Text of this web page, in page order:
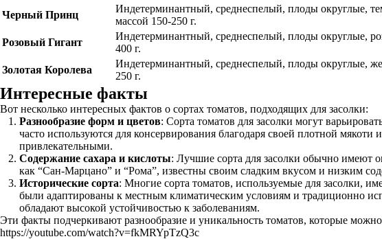
Черный Принц
Индетерминантный, среднеспелый, плоды округлые,
массой 150-250 г.
Розовый Гигант
Индетерминантный, среднеспелый, плоды округлые,
400 г.
Золотая Королева
Индетерминантный, среднеспелый, плоды округлые,
250 г.
Интересные факты
Вот несколько интересных фактов о сортах томатов, подходящих для засолки:
Разнообразие форм и цветов: Сорта томатов для засолки могут
часто используются для консервирования благодаря своей плотной
привлекательными.
Содержание сахара и кислоты: Лучшие сорта для засолки обычно имеют
как “Сан-Марцано” и “Рома”, известны своим сладким вкусом и низким
Исторические сорта: Многие сорта томатов, используемые для засолки,
были адаптированы к местным климатическим условиям и традиционно
обладают высокой устойчивостью к заболеваниям.
Эти факты подчеркивают разнообразие и уникальность томатов, которые можно
https://youtube.com/watch?v=fkMRYpTzQ3c